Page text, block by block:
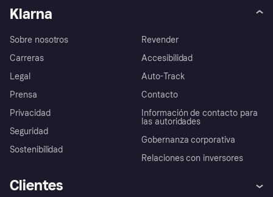
Klarna
Sobre nosotros
Carreras
Legal
Prensa
Privacidad
Seguridad
Sostenibilidad
Revender
Accesibilidad
Auto-Track
Contacto
Información de contacto para
las autoridades
Gobernanza corporativa
Relaciones con inversores
Clientes